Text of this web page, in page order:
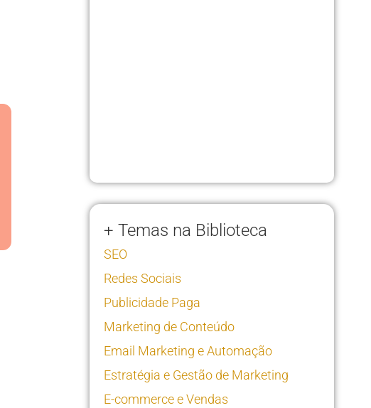
+ Temas na Biblioteca
SEO
Redes Sociais
Publicidade Paga
Marketing de Conteúdo
Email Marketing e Automação
Estratégia e Gestão de Marketing
E-commerce e Vendas